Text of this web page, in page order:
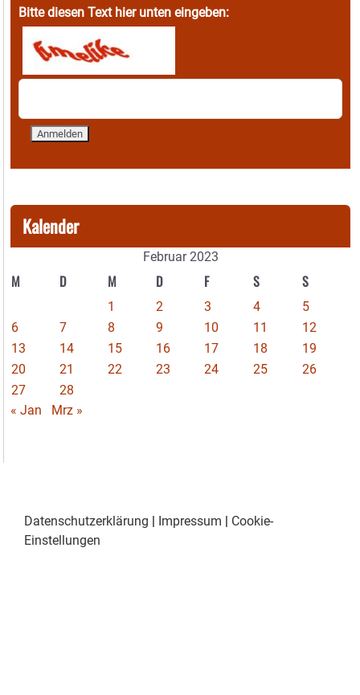
Bitte diesen Text hier unten eingeben:
Kalender
Februar 2023
M D M D F S S
1 2 3 4
5
6
7 8 9 10 11
12
13
14 15 16 17 18
19
20
21 22 23 24 25
26
27
28
« Jan
Mrz »
Datenschutzerklärung | Impressum | Cookie-
Einstellungen